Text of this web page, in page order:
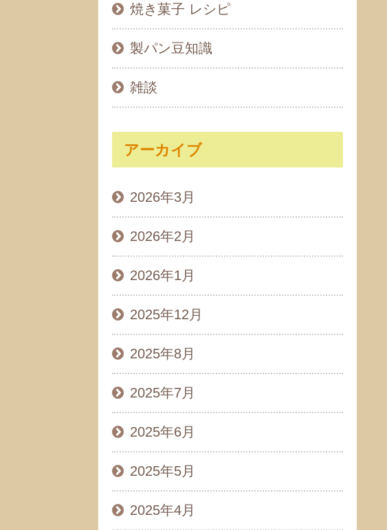
焼き菓子 レシピ
製パン豆知識
雑談
アーカイブ
2026年3月
2026年2月
2026年1月
2025年12月
2025年8月
2025年7月
2025年6月
2025年5月
2025年4月